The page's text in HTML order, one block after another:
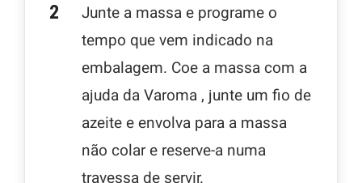
Junte a massa e programe o
tempo que vem indicado na
embalagem. Coe a massa com a
ajuda da Varoma , junte um fio de
azeite e envolva para a massa
não colar e reserve-a numa
travessa de servir.